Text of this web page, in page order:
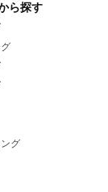
ら探す
グ